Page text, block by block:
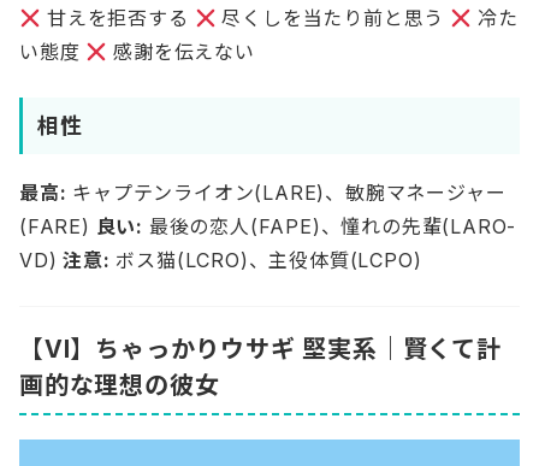
甘えを拒否する 尽くしを当たり前と思う
冷た
い態度
感謝を伝えない
相性
最高: キャプテンライオン(LARE)、敏腕マネージャー
(FARE) 良い: 最後の恋人(FAPE)、憧れの先輩(LARO-
VD)注意: ボス猫(LCRO)、主役体質(LCPO)
【VI】ちゃっかりウサギ 堅実系｜賢くて計
画的な理想の彼女